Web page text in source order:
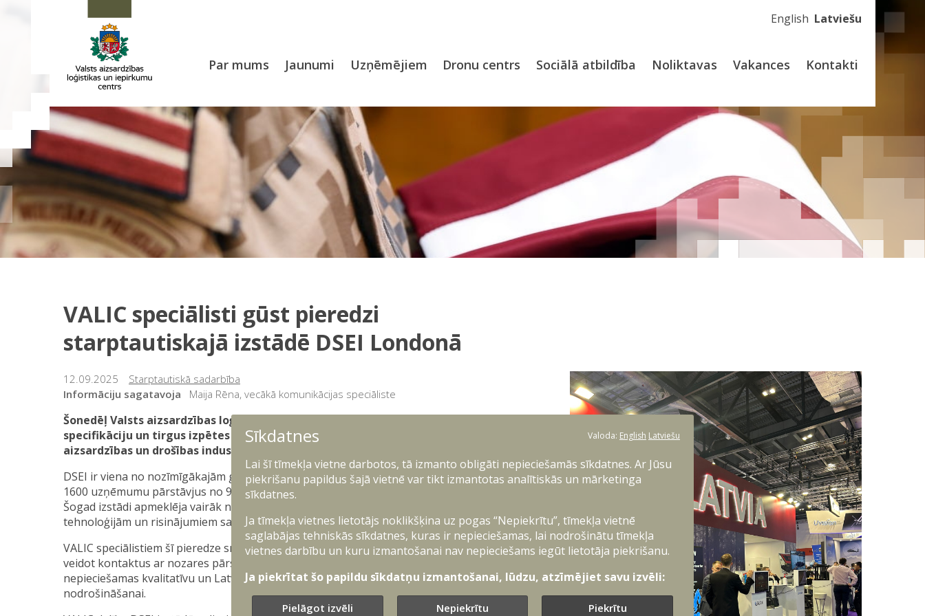
English Latviešu
Par mums Jaunumi Uzņēmējiem Dronu centrs Sociālā atbildība Noliktavas Vakances Kontakti
VALIC speciālisti gūst pieredzi
starptautiskajā izstādē DSEI Londonā
12.09.2025
Starptautiskā sadarbība
Informāciju sagatavoja
Maija Rēna, vecākā komunikācijas speciāliste
Šonedēļ Valsts aizsardzības loģistikas un iepirkumu centra (VALIC) Tehnisko
specifikāciju un tirgus izpētes departamenta speciālisti apmeklēja starptautisko
aizsardzības un drošības industrijas izstādi DSEI Londonā.
DSEI ir viena no nozīmīgākajām globālajām izstādēm, kas reizi divos gados pulcē vairāk nekā
1600 uzņēmumu pārstāvjus no 90 valstīm, kā arī valdību un bruņoto spēku amatpersonas.
Šogad izstādi apmeklēja vairāk nekā 45 tūkstoši dalībnieku, lai iepazītos ar jaunākajām
tehnoloģijām un risinājumiem sauszemes, jūras, gaisa, kibertelpas un kosmosa jomā.
VALIC speciālistiem šī pieredze sniedza iespēju iegūt aktuālu informāciju par inovācijām,
veidot kontaktus ar nozares pārstāvjiem un stiprināt profesionālās zināšanas, kas
nepieciešamas kvalitatīvu un Latvijas aizsardzības vajadzībām atbilstošu iepirkumu
nodrošināšanai.
Sīkdatnes Valoda: English Latviešu
Lai šī tīmekļa vietne darbotos, tā izmanto obligāti nepieciešamās sīkdatnes. Ar Jūsu
piekrišanu papildus šajā vietnē var tikt izmantotas analītiskās un mārketinga
sīkdatnes.
Ja tīmekļa vietnes lietotājs noklikšķina uz pogas “Nepiekrītu”, tīmekļa vietnē
saglabājas tehniskās sīkdatnes, kuras ir nepieciešamas, lai nodrošinātu tīmekļa
vietnes darbību un kuru izmantošanai nav nepieciešams iegūt lietotāja piekrišanu.
Ja piekrītat šo papildu sīkdatņu izmantošanai, lūdzu, atzīmējiet savu izvēli:
Pielāgot izvēli Nepiekrītu Piekrītu